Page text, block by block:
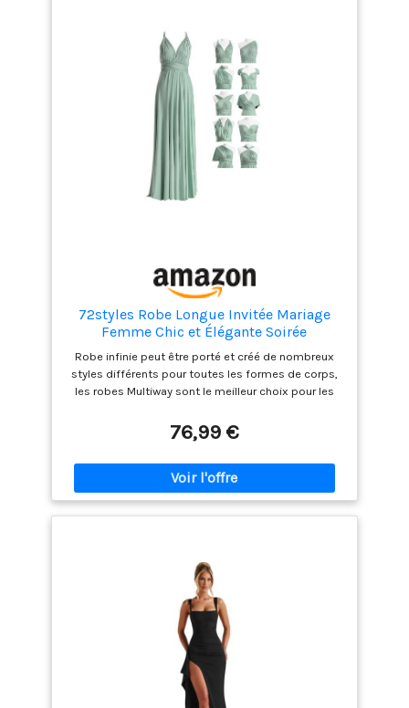
72styles Robe Longue Invitée Mariage
Femme Chic et Élégante Soirée
Robe infinie peut être porté et créé de nombreux
styles différents pour toutes les formes de corps,
les robes Multiway sont le meilleur choix pour les
FR 34-50 ; Tour de taille (po) : 26-43 ; Tour de
poitrine (po) : 28 - 43; Longueur de la sangle (po) :
79*12 ; Longueur (po) : 43 (de la taille à l'ourlet)
Taille unique Grande taille pour tous FR 48-56 ; Tour
de taille (po) : 32-46 ; Tour de poitrine (po) : 34-48 ;
Longueur de la sangle (po) : 99*14 ; Longueur (po) :
haut tubulaire est offert en cadeau pour
accompagner chaque robe, il peut couvrir le dos
des femmes qui ne veulent pas trop s'exposer
Occasions: Robe de demoiselle d'honneur; Robe
d'invitée de mariage; Robe de soirée formelle; Robe
de la mère de la mariée; Robe de bal; Robe de
baptême; Robe décontractée; Robe de cocktail
Robe pour occasion spéciale
76,99 €